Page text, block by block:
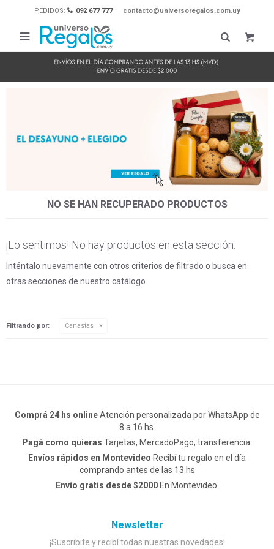
PEDIDOS: 092 677 777 contacto@universoregalos.com.uy

NO SE HAN RECUPERADO PRODUCTOS
¡Lo sentimos! No hay productos en esta sección.
Inténtalo nuevamente con otros criterios de filtrado o busca en
otras secciones de nuestro catálogo.
Filtrando por: Canastas
Comprá 24 hs onlineAtención personalizada por WhatsApp de
8 a 16 hs.
Pagá como quieras Tarjetas, MercadoPago, transferencia.
Envíos rápidos en Montevideo Recibí tu regalo en el día
comprando antes de las 13 hs
Envío gratis desde $2000En Montevideo.
Newsletter
¡Suscribite y recibí todas nuestras novedades!